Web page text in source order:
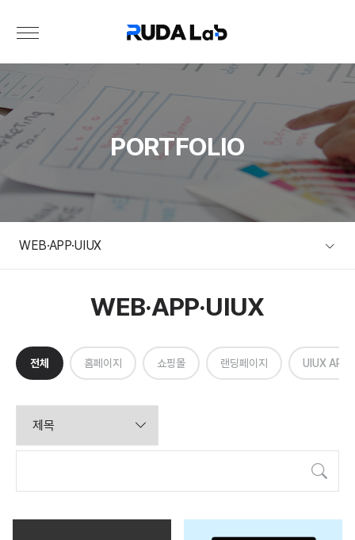
PORTFOLIO
WEB·APP·UIUX
WEB·APP·UIUX
전체 홈페이지 쇼핑몰 랜딩페이지 UIUX APP
검색